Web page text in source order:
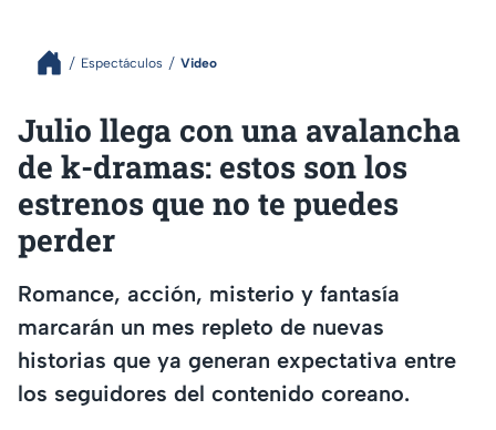
Espectáculos Video
Julio llega con una avalancha
de k-dramas: estos son los
estrenos que no te puedes
perder
Romance, acción, misterio y fantasía
marcarán un mes repleto de nuevas
historias que ya generan expectativa entre
los seguidores del contenido coreano.